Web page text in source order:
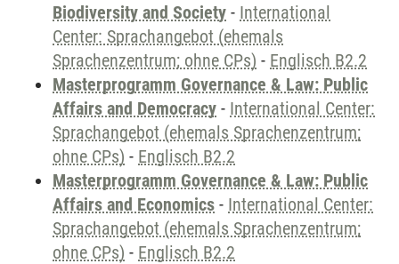
Biodiversity and Society - International
Center: Sprachangebot (ehemals
Sprachenzentrum; ohne CPs) - Englisch B2.2
Masterprogramm Governance & Law: Public
Affairs and Democracy - International Center:
Sprachangebot (ehemals Sprachenzentrum;
ohne CPs) - Englisch B2.2
Masterprogramm Governance & Law: Public
Affairs and Economics - International Center:
Sprachangebot (ehemals Sprachenzentrum;
ohne CPs) - Englisch B2.2